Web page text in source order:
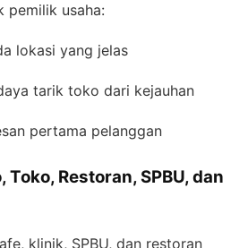
pemilik usaha:
lokasi yang jelas
tarik toko dari kejauhan
pertama pelanggan
Toko, Restoran, SPBU, dan
klinik, SPBU, dan restoran